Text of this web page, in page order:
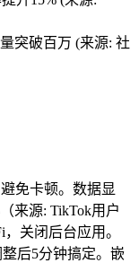
突破百万 (来源: 社
免卡顿。数据显
来源: TikTok用户
关闭后台应用。
后5分钟搞定。嵌